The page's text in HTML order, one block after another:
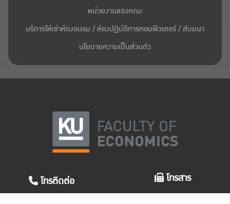
หน่วยงานของคณะ
บริการให้เช่าห้องอบรม / ห้องปฏิบัติการคอมพิวเตอร์ / สัมมนา
นโยบายความเป็นส่วนตัว
โทรติดต่อ โทรสาร